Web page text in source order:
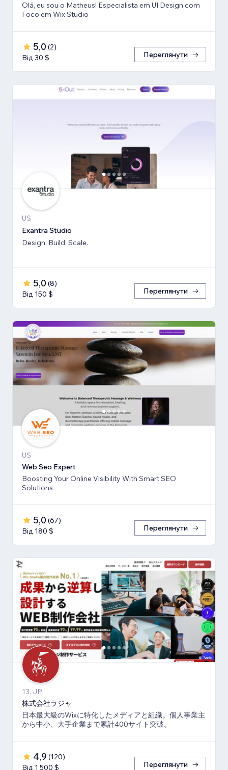
Olá, eu sou o Matheus! Especialista em UI Design com
Foco em Wix Studio
5,0 (2)
Від 30 $
Переглянути
US
Exantra Studio
Design. Build. Scale.
5,0 (8)
Від 150 $
Переглянути
US
Web Seo Expert
Boosting Your Online Visibility With Smart SEO
Solutions
5,0 (67)
Від 180 $
Переглянути
13, JP
株式会社ラジャ
日本最大級のWixに特化したメディアと組織。個人事業主
から中小、大手企業まで累計400サイト突破。
4,9 (120)
Від 1 500 $
Переглянути